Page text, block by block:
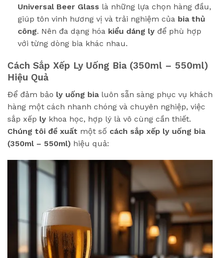
Universal Beer Glass là những lựa chọn hàng đầu,
giúp tôn vinh hương vị và trải nghiệm của bia thủ
công. Nên đa dạng hóa kiểu dáng lyđể phù hợp
với từng dòng bia khác nhau.
Cách Sắp Xếp Ly Uống Bia (350ml – 550ml)
Hiệu Quả
Để đảm bảo ly uống bialuôn sẵn sàng phục vụ khách
hàng một cách nhanh chóng và chuyên nghiệp, việc
sắp xếp ly khoa học, hợp lý là vô cùng cần thiết.
Chúng tôi đề xuất một số cách sắp xếp ly uống bia
(350ml – 550ml) hiệu quả: